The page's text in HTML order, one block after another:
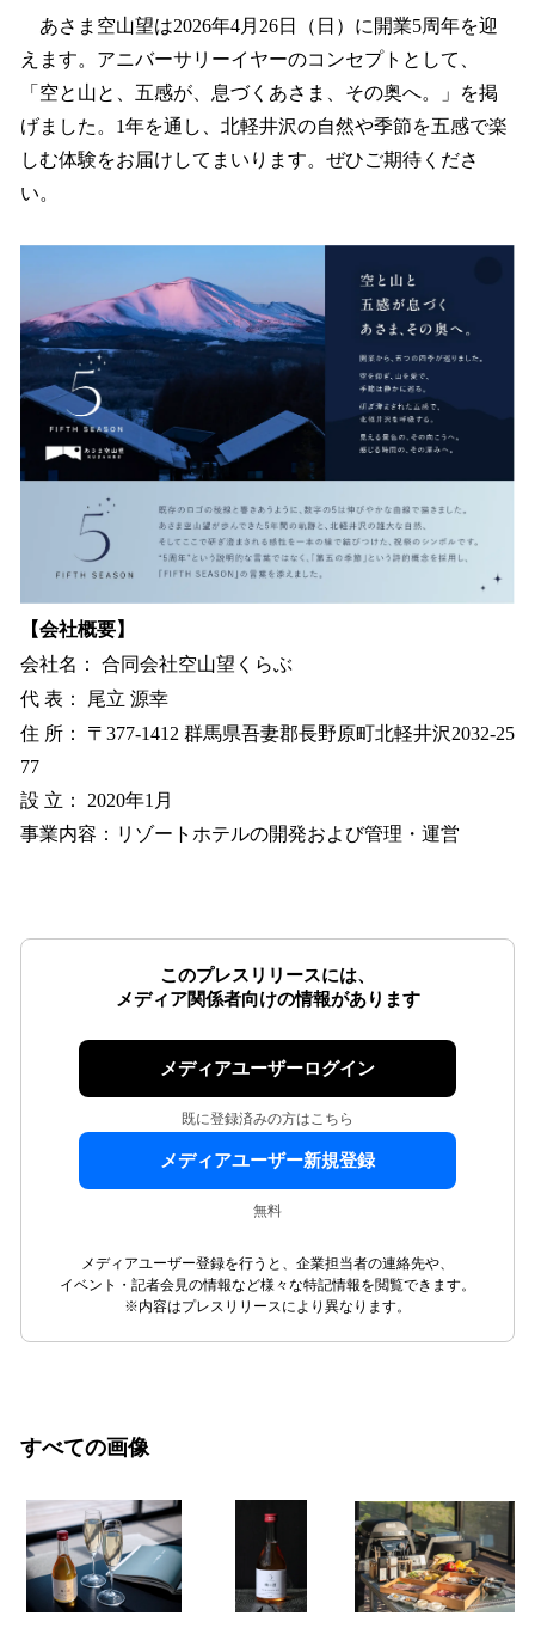
あさま空山望は2026年4月26日（日）に開業5周年を迎
えます。アニバーサリーイヤーのコンセプトとして、
「空と山と、五感が、息づくあさま、その奥へ。」を掲
げました。1年を通し、北軽井沢の自然や季節を五感で楽
しむ体験をお届けしてまいります。ぜひご期待くださ
い。
【会社概要】
会社名： 合同会社空山望くらぶ
代 表： 尾立 源幸
住 所： 〒377-1412 群馬県吾妻郡長野原町北軽井沢2032-25
77
設 立： 2020年1月
事業内容：リゾートホテルの開発および管理・運営
このプレスリリースには、
メディア関係者向けの情報があります
メディアユーザーログイン
既に登録済みの方はこちら
メディアユーザー新規登録
無料
メディアユーザー登録を行うと、企業担当者の連絡先や、
イベント・記者会見の情報など様々な特記情報を閲覧できます。
※内容はプレスリリースにより異なります。
すべての画像